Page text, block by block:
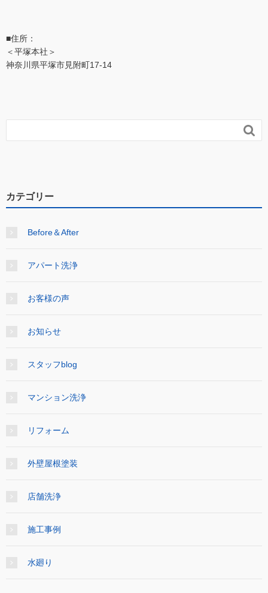
■住所：
＜平塚本社＞
神奈川県平塚市見附町17-14

カテゴリー
Before＆After
アパート洗浄
お客様の声
お知らせ
スタッフblog
マンション洗浄
リフォーム
外壁屋根塗装
店舗洗浄
施工事例
水廻り